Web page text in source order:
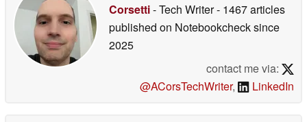
Corsetti- Tech Writer- 1467 articles
published on Notebookchecksince
2025
contact me via:
@ACorsTechWriter, LinkedIn